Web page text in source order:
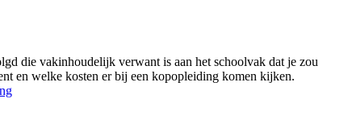
die vakinhoudelijk verwant is aan het schoolvak dat je zou
en welke kosten er bij een kopopleiding komen kijken.